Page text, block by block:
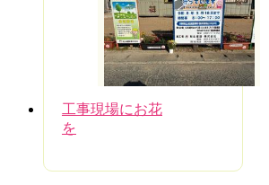
工事現場にお花
を